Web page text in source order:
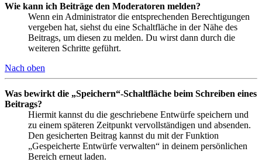
Wie kann ich Beiträge den Moderatoren melden?
Wenn ein Administrator die entsprechenden Berechtigungen
vergeben hat, siehst du eine Schaltfläche in der Nähe des
Beitrags, um diesen zu melden. Du wirst dann durch die
weiteren Schritte geführt.
Nach oben
Was bewirkt die „Speichern“-Schaltfläche beim Schreiben eines
Beitrags?
Hiermit kannst du die geschriebene Entwürfe speichern und
zu einem späteren Zeitpunkt vervollständigen und absenden.
Den gesicherten Beitrag kannst du mit der Funktion
„Gespeicherte Entwürfe verwalten“ in deinem persönlichen
Bereich erneut laden.